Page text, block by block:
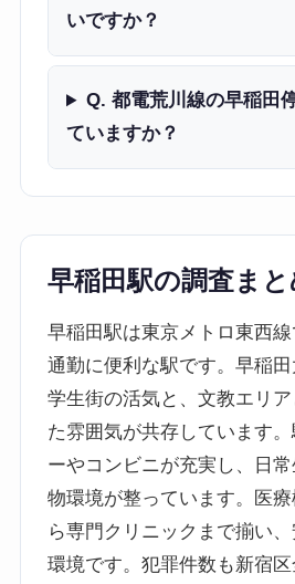
いですか？
Q. 都電荒川線の早稲田
ていますか？
早稲田駅の調査まと
早稲田駅は東京メトロ東西
通勤に便利な駅です。早稲
学生街の活気と、文教エリ
た雰囲気が共存しています
ーやコンビニが充実し、日
物環境が整っています。医
ら専門クリニックまで揃い
環境です。犯罪件数も新宿